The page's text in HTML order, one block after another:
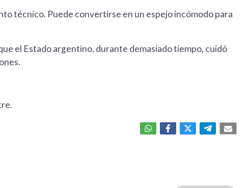
técnico. Puede convertirse en un espejo incómodo para
el Estado argentino, durante demasiado tiempo, cuidó